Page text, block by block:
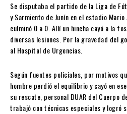
Se disputaba el partido de la Liga de
y Sarmiento de Junín en el estadio
culminó 0 a 0. Allí un hincha cayó a la
diversas lesiones. Por la gravedad del
al Hospital de Urgencias.
Según fuentes policiales, por motivos
hombre perdió el equilibrio y cayó en
su rescate, personal DUAR del Cuerpo
trabajó con técnicas especiales y logró